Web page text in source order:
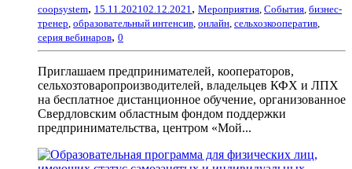
coopsystem, 15.11.2021 02.12.2021 , Мероприятия События бизнес-
тренер образовательный интенсив онлайн сельхозкооператив
серия вебинаров, 0
Приглашаем предпринимателей, кооператоров,
сельхозтоваропроизводителей, владельцев КФХ и ЛПХ
на бесплатное дистанционное обучение, организованное
Свердловским областным фондом поддержки
предпринимательства, центром «Мой...